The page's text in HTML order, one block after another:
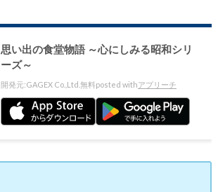
思い出の食堂物語 ～心にしみる昭和シリ
ーズ～
開発元:GAGEX Co.,Ltd. 無料posted withアプリーチ